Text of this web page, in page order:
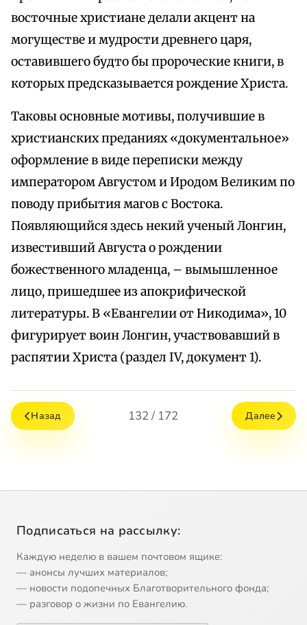
восточные христиане делали акцент на
могуществе и мудрости древнего царя,
оставившего будто бы пророческие книги, в
которых предсказывается рождение Христа.
Таковы основные мотивы, получившие в
христианских преданиях «документальное»
оформление в виде переписки между
императором Августом и Иродом Великим по
поводу прибытия магов с Востока.
Появляющийся здесь некий ученый Лонгин,
известивший Августа о рождении
божественного младенца, – вымышленное
лицо, пришедшее из апокрифической
литературы. В «Евангелии от Никодима», 10
фигурирует воин Лонгин, участвовавший в
распятии Христа (раздел IV, документ 1).
Назад 132 / 172 Далее
Подписаться на рассылку:
Каждую неделю в вашем почтовом ящике:
— анонсы лучших материалов;
— новости подопечных Благотворительного фонда;
— разговор о жизни по Евангелию.